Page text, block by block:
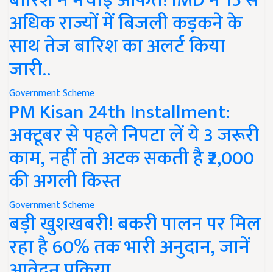
अधिक राज्यों में बिजली कड़कने के
साथ तेज बारिश का अलर्ट किया
जारी..
Government Scheme
PM Kisan 24th Installment:
अक्टूबर से पहले निपटा लें ये 3 जरूरी
काम, नहीं तो अटक सकती है ₹2,000
की अगली किस्त
Government Scheme
बड़ी खुशखबरी! बकरी पालन पर मिल
रहा है 60% तक भारी अनुदान, जानें